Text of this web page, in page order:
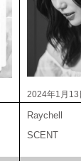
2024年1月13
Raychell
SCENT